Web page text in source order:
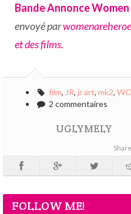
Bande Annonce
envoyé par
et des films.
film, JR, jr art, mk2,
2 commentaires
UGLYMELY
FOLLOW ME!